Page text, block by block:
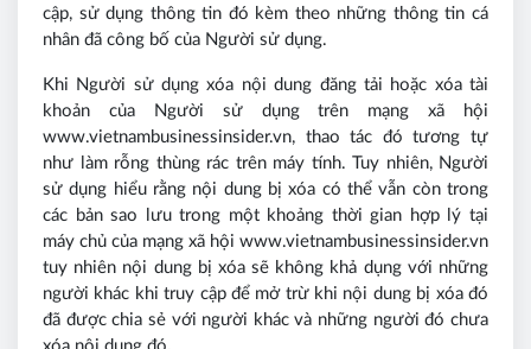
cập, sử dụng thông tin đó kèm theo những thông tin cá
nhân đã công bố của Người sử dụng.
Khi Người sử dụng xóa nội dung đăng tải hoặc xóa tài
khoản của Người sử dụng trên mạng xã hội
www.vietnambusinessinsider.vn, thao tác đó tương tự
như làm rỗng thùng rác trên máy tính. Tuy nhiên, Người
sử dụng hiểu rằng nội dung bị xóa có thể vẫn còn trong
các bản sao lưu trong một khoảng thời gian hợp lý tại
máy chủ của mạng xã hội www.vietnambusinessinsider.vn
tuy nhiên nội dung bị xóa sẽ không khả dụng với những
người khác khi truy cập để mở trừ khi nội dung bị xóa đó
đã được chia sẻ với người khác và những người đó chưa